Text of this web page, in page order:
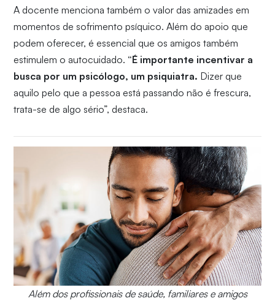
A docente menciona também o valor das amizades em
momentos de sofrimento psíquico. Além do apoio que
podem oferecer, é essencial que os amigos também
estimulem o autocuidado. “É importante incentivar a
busca por um psicólogo, um psiquiatra. Dizer que
aquilo pelo que a pessoa está passando não é frescura,
trata-se de algo sério”, destaca.
Além dos profissionais de saúde, familiares e amigos